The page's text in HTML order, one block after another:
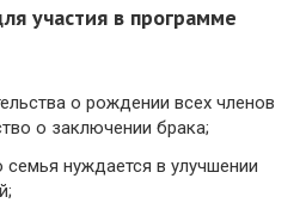
участия в программе
о рождении всех членов
о заключении брака;
семья нуждается в улучшении